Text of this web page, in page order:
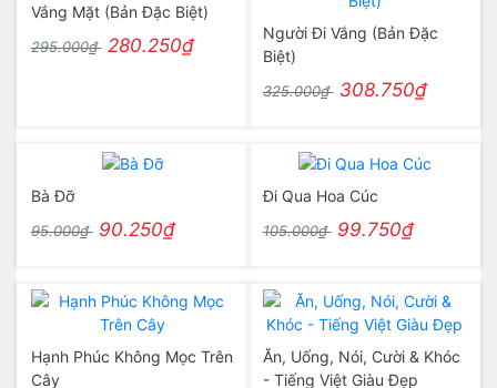
Vắng Mặt (Bản Đặc Biệt)
295.000₫ 280.250₫
Người Đi Vắng (Bản Đặc
Biệt)
325.000₫ 308.750₫
Bà Đỡ
95.000₫ 90.250₫
Đi Qua Hoa Cúc
105.000₫ 99.750₫
Hạnh Phúc Không Mọc Trên
Cây
Ăn, Uống, Nói, Cười & Khóc
- Tiếng Việt Giàu Đẹp